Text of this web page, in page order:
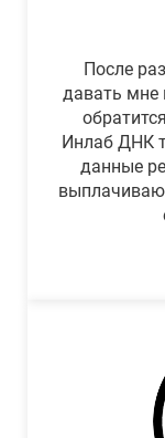
После
давать мне
Инлаб ДНК
данные
выплачиваю